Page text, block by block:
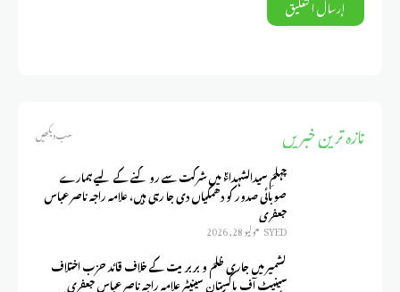
تازہ ترین خبریں سب دیکھیں
چہلمِ سیدالشہداءؑ میں شرکت سے روکنے کے لیے ہمارے
صوبائی صدور کو دھمکیاں دی جا رہی ہیں، علامہ راجہ ناصر عباس
جعفری
SYED يوليو 28, 2026
کشمیر میں جاری ظلم و بربریت کے خلاف قائد حزب اختلاف
سینیٹ آف پاکستان سینیٹر علامہ راجہ ناصر عباس جعفری